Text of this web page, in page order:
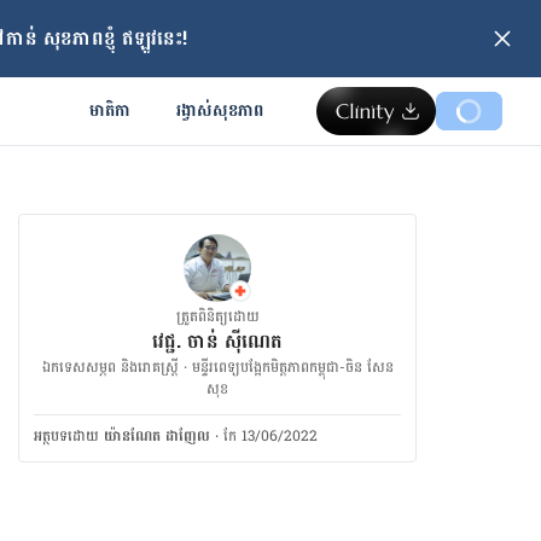
ន់ សុខភាពខ្ញុំ ឥឡូវនេះ!
មាតិកា រង្វាស់​សុខភាព
ត្រួតពិនិត្យដោយ
វេជ្ជ. ចាន់ ស៊ីណេត
ឯកទេសសម្ភព និងរោគស្ត្រី · ម​ន្ទីរពេទ្យបង្អែកមិត្តភាពកម្ពុជា-ចិន សែន
សុខ
អត្ថបទ​ដោយ យ៉ានណែត ដាញែល ·កែ 13/06/2022